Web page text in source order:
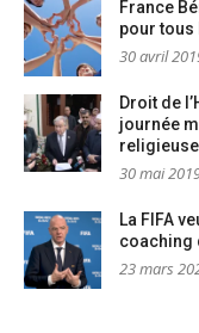
France
pour tous
30 avril
Droit de
journée
religieuse
30 mai
La FIFA
coaching
23 mars